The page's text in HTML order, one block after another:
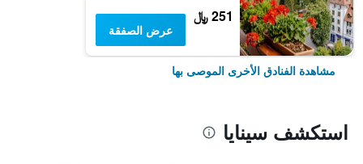
251 ﷼
عرض الصفقة
مشاهدة الفنادق الأخرى الموصى بها
استكشف سينايا